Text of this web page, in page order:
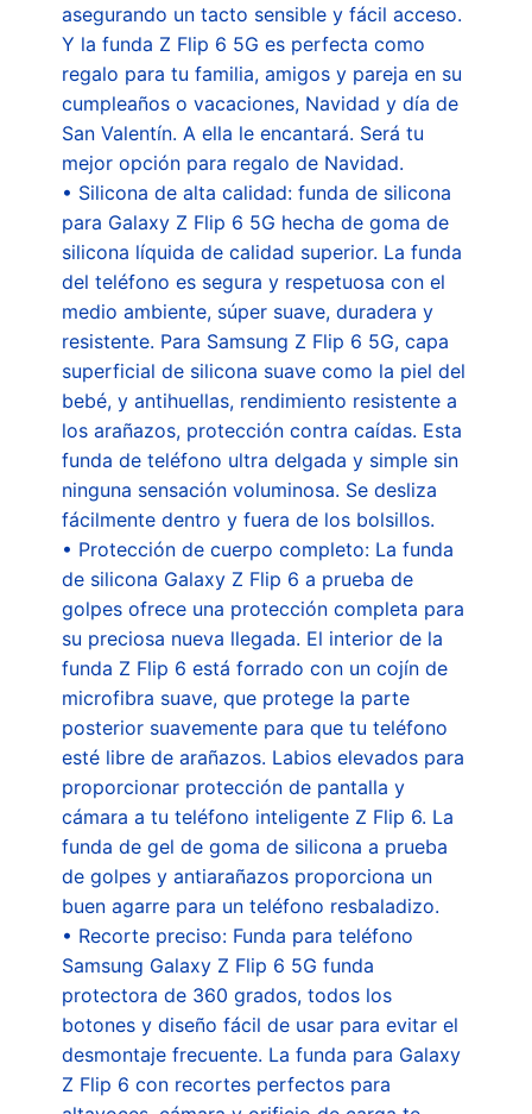
asegurando un tacto sensible y fácil acceso.
Y la funda Z Flip 6 5G es perfecta como
regalo para tu familia, amigos y pareja en su
cumpleaños o vacaciones, Navidad y día de
San Valentín. A ella le encantará. Será tu
mejor opción para regalo de Navidad.
• Silicona de alta calidad: funda de silicona
para Galaxy Z Flip 6 5G hecha de goma de
silicona líquida de calidad superior. La funda
del teléfono es segura y respetuosa con el
medio ambiente, súper suave, duradera y
resistente. Para Samsung Z Flip 6 5G, capa
superficial de silicona suave como la piel del
bebé, y antihuellas, rendimiento resistente a
los arañazos, protección contra caídas. Esta
funda de teléfono ultra delgada y simple sin
ninguna sensación voluminosa. Se desliza
fácilmente dentro y fuera de los bolsillos.
• Protección de cuerpo completo: La funda
de silicona Galaxy Z Flip 6 a prueba de
golpes ofrece una protección completa para
su preciosa nueva llegada. El interior de la
funda Z Flip 6 está forrado con un cojín de
microfibra suave, que protege la parte
posterior suavemente para que tu teléfono
esté libre de arañazos. Labios elevados para
proporcionar protección de pantalla y
cámara a tu teléfono inteligente Z Flip 6. La
funda de gel de goma de silicona a prueba
de golpes y antiarañazos proporciona un
buen agarre para un teléfono resbaladizo.
• Recorte preciso: Funda para teléfono
Samsung Galaxy Z Flip 6 5G funda
protectora de 360 grados, todos los
botones y diseño fácil de usar para evitar el
desmontaje frecuente. La funda para Galaxy
Z Flip 6 con recortes perfectos para